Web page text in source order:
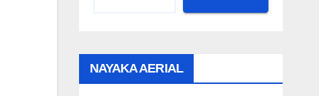
NAYAKA AERIAL